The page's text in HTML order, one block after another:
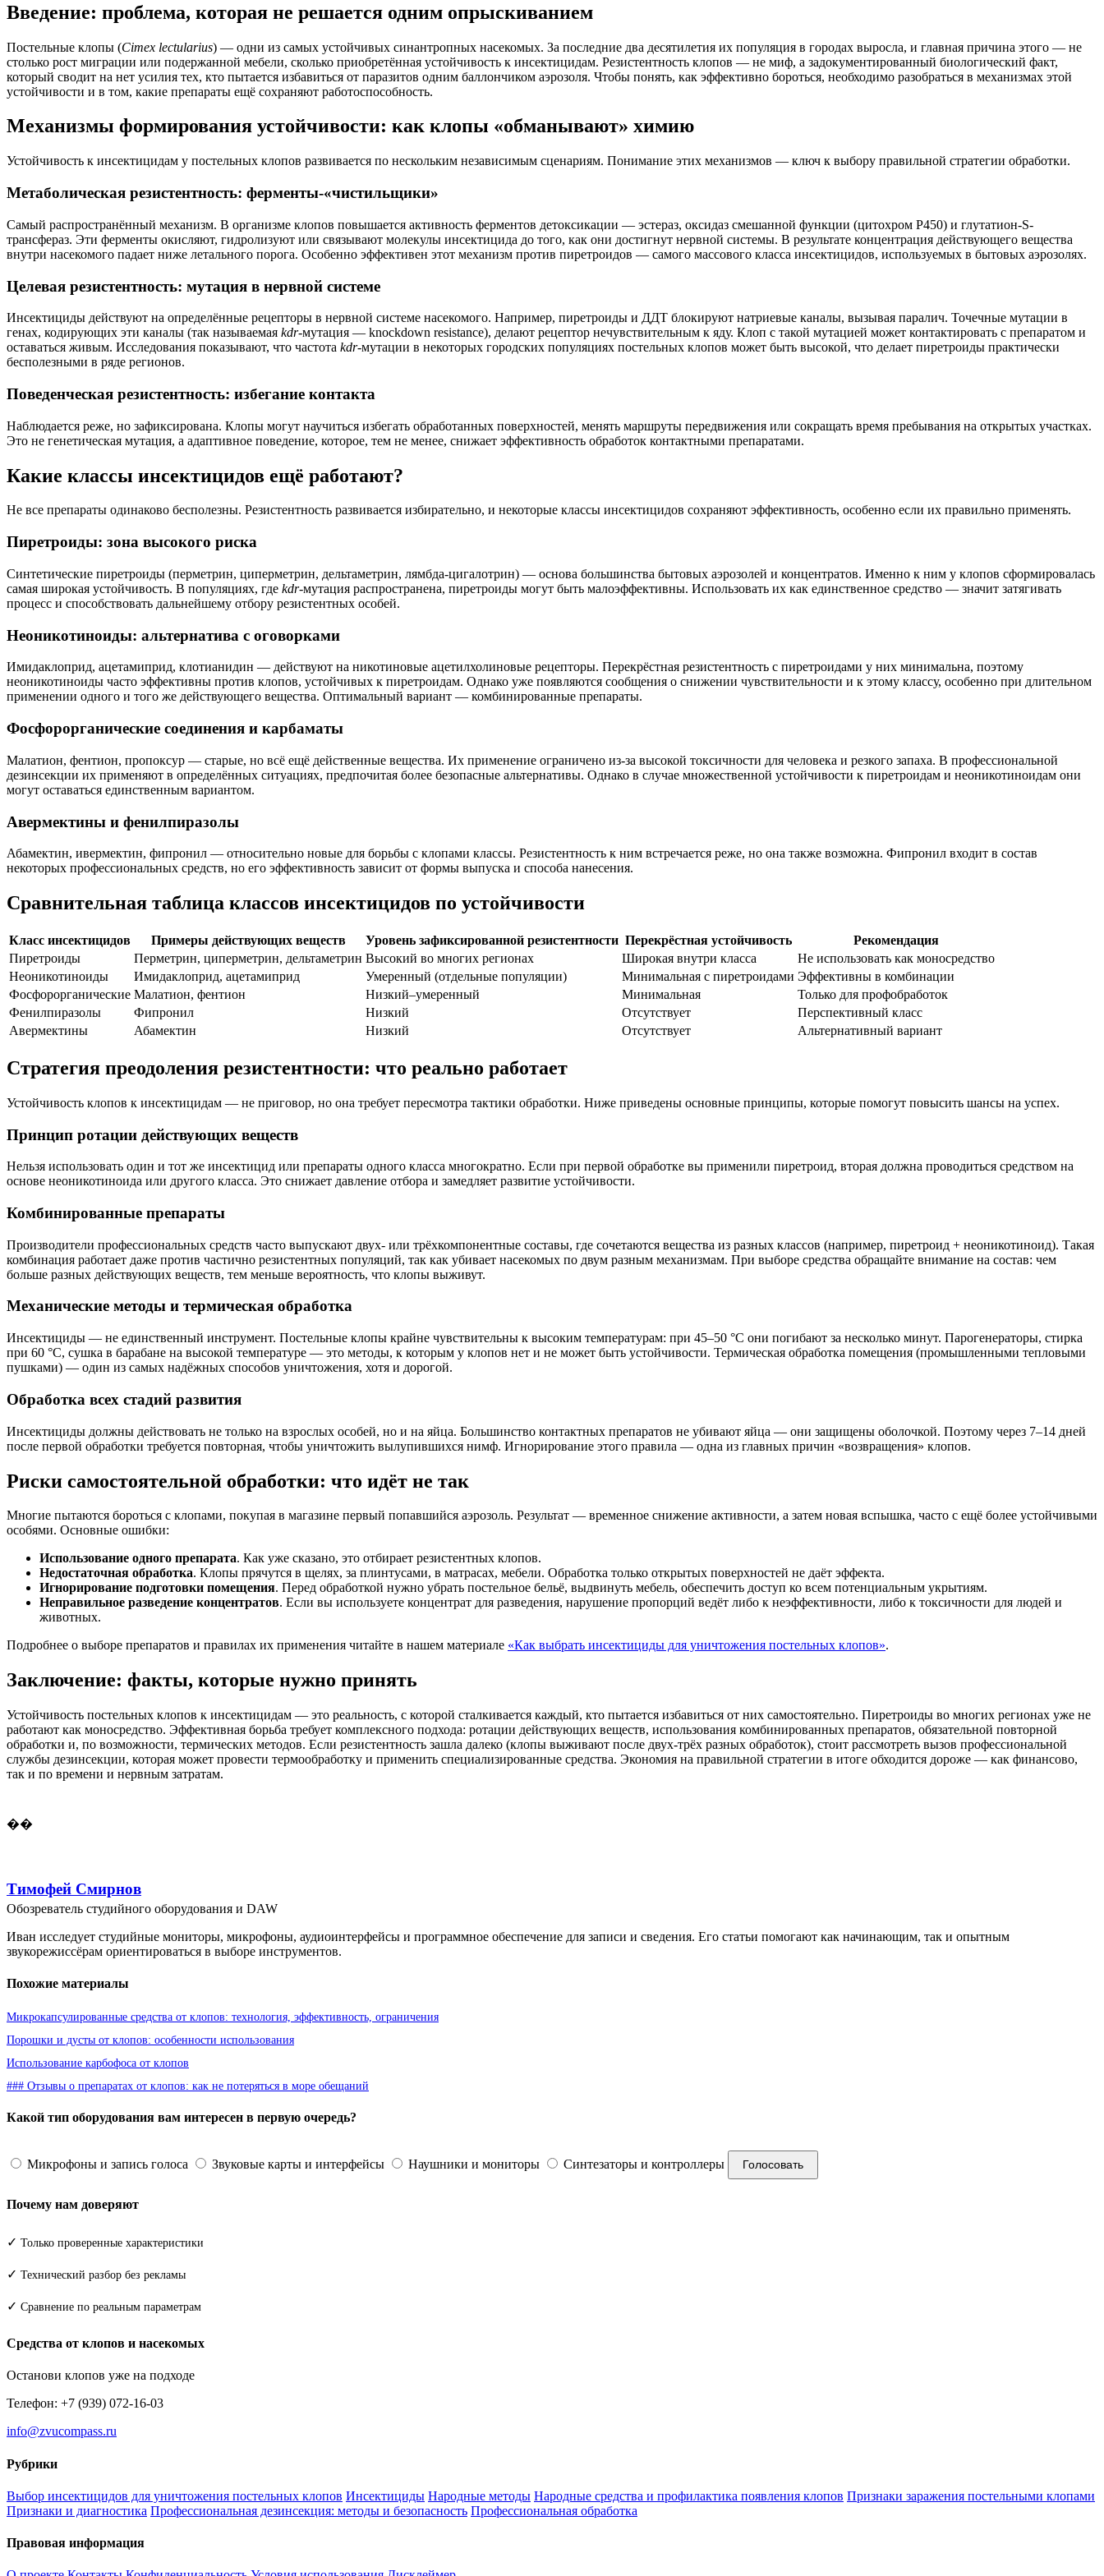
Введение: проблема, которая не решается одним опрыскиванием
Постельные клопы (Cimex lectularius) — одни из самых устойчивых синантропных насекомых. За последние два десятилетия их популяция в городах выросла, и главная причина этого — не
столько рост миграции или подержанной мебели, сколько приобретённая устойчивость к инсектицидам. Резистентность клопов — не миф, а задокументированный биологический факт,
который сводит на нет усилия тех, кто пытается избавиться от паразитов одним баллончиком аэрозоля. Чтобы понять, как эффективно бороться, необходимо разобраться в механизмах этой
устойчивости и в том, какие препараты ещё сохраняют работоспособность.
Механизмы формирования устойчивости: как клопы «обманывают» химию
Устойчивость к инсектицидам у постельных клопов развивается по нескольким независимым сценариям. Понимание этих механизмов — ключ к выбору правильной стратегии обработки.
Метаболическая резистентность: ферменты-«чистильщики»
Самый распространённый механизм. В организме клопов повышается активность ферментов детоксикации — эстераз, оксидаз смешанной функции (цитохром P450) и глутатион-S-
трансфераз. Эти ферменты окисляют, гидролизуют или связывают молекулы инсектицида до того, как они достигнут нервной системы. В результате концентрация действующего вещества
внутри насекомого падает ниже летального порога. Особенно эффективен этот механизм против пиретроидов — самого массового класса инсектицидов, используемых в бытовых аэрозолях.
Целевая резистентность: мутация в нервной системе
Инсектициды действуют на определённые рецепторы в нервной системе насекомого. Например, пиретроиды и ДДТ блокируют натриевые каналы, вызывая паралич. Точечные мутации в
генах, кодирующих эти каналы (так называемая kdr-мутация — knockdown resistance), делают рецептор нечувствительным к яду. Клоп с такой мутацией может контактировать с препаратом и
оставаться живым. Исследования показывают, что частота kdr-мутации в некоторых городских популяциях постельных клопов может быть высокой, что делает пиретроиды практически
бесполезными в ряде регионов.
Поведенческая резистентность: избегание контакта
Наблюдается реже, но зафиксирована. Клопы могут научиться избегать обработанных поверхностей, менять маршруты передвижения или сокращать время пребывания на открытых участках.
Это не генетическая мутация, а адаптивное поведение, которое, тем не менее, снижает эффективность обработок контактными препаратами.
Какие классы инсектицидов ещё работают?
Не все препараты одинаково бесполезны. Резистентность развивается избирательно, и некоторые классы инсектицидов сохраняют эффективность, особенно если их правильно применять.
Пиретроиды: зона высокого риска
Синтетические пиретроиды (перметрин, циперметрин, дельтаметрин, лямбда-цигалотрин) — основа большинства бытовых аэрозолей и концентратов. Именно к ним у клопов сформировалась
самая широкая устойчивость. В популяциях, где kdr-мутация распространена, пиретроиды могут быть малоэффективны. Использовать их как единственное средство — значит затягивать
процесс и способствовать дальнейшему отбору резистентных особей.
Неоникотиноиды: альтернатива с оговорками
Имидаклоприд, ацетамиприд, клотианидин — действуют на никотиновые ацетилхолиновые рецепторы. Перекрёстная резистентность с пиретроидами у них минимальна, поэтому
неоникотиноиды часто эффективны против клопов, устойчивых к пиретроидам. Однако уже появляются сообщения о снижении чувствительности и к этому классу, особенно при длительном
применении одного и того же действующего вещества. Оптимальный вариант — комбинированные препараты.
Фосфорорганические соединения и карбаматы
Малатион, фентион, пропоксур — старые, но всё ещё действенные вещества. Их применение ограничено из-за высокой токсичности для человека и резкого запаха. В профессиональной
дезинсекции их применяют в определённых ситуациях, предпочитая более безопасные альтернативы. Однако в случае множественной устойчивости к пиретроидам и неоникотиноидам они
могут оставаться единственным вариантом.
Авермектины и фенилпиразолы
Абамектин, ивермектин, фипронил — относительно новые для борьбы с клопами классы. Резистентность к ним встречается реже, но она также возможна. Фипронил входит в состав
некоторых профессиональных средств, но его эффективность зависит от формы выпуска и способа нанесения.
Сравнительная таблица классов инсектицидов по устойчивости
Класс инсектицидов Примеры действующих веществ Уровень зафиксированной резистентности Перекрёстная устойчивость
Рекомендация
Пиретроиды
Перметрин, циперметрин, дельтаметрин Высокий во многих регионах Широкая внутри класса
Не использовать как моносредство
Неоникотиноиды
Имидаклоприд, ацетамиприд Умеренный (отдельные популяции) Минимальная с пиретроидами Эффективны в комбинации
Фосфорорганические Малатион, фентион Низкий–умеренный Минимальная
Только для профобработок
Фенилпиразолы
Фипронил Низкий Отсутствует
Перспективный класс
Авермектины
Абамектин Низкий Отсутствует Альтернативный вариант
Стратегия преодоления резистентности: что реально работает
Устойчивость клопов к инсектицидам — не приговор, но она требует пересмотра тактики обработки. Ниже приведены основные принципы, которые помогут повысить шансы на успех.
Принцип ротации действующих веществ
Нельзя использовать один и тот же инсектицид или препараты одного класса многократно. Если при первой обработке вы применили пиретроид, вторая должна проводиться средством на
основе неоникотиноида или другого класса. Это снижает давление отбора и замедляет развитие устойчивости.
Комбинированные препараты
Производители профессиональных средств часто выпускают двух- или трёхкомпонентные составы, где сочетаются вещества из разных классов (например, пиретроид + неоникотиноид). Такая
комбинация работает даже против частично резистентных популяций, так как убивает насекомых по двум разным механизмам. При выборе средства обращайте внимание на состав: чем
больше разных действующих веществ, тем меньше вероятность, что клопы выживут.
Механические методы и термическая обработка
Инсектициды — не единственный инструмент. Постельные клопы крайне чувствительны к высоким температурам: при 45–50 °C они погибают за несколько минут. Парогенераторы, стирка
при 60 °C, сушка в барабане на высокой температуре — это методы, к которым у клопов нет и не может быть устойчивости. Термическая обработка помещения (промышленными тепловыми
пушками) — один из самых надёжных способов уничтожения, хотя и дорогой.
Обработка всех стадий развития
Инсектициды должны действовать не только на взрослых особей, но и на яйца. Большинство контактных препаратов не убивают яйца — они защищены оболочкой. Поэтому через 7–14 дней
после первой обработки требуется повторная, чтобы уничтожить вылупившихся нимф. Игнорирование этого правила — одна из главных причин «возвращения» клопов.
Риски самостоятельной обработки: что идёт не так
Многие пытаются бороться с клопами, покупая в магазине первый попавшийся аэрозоль. Результат — временное снижение активности, а затем новая вспышка, часто с ещё более устойчивыми
особями. Основные ошибки:
Использование одного препарата. Как уже сказано, это отбирает резистентных клопов.
Недостаточная обработка. Клопы прячутся в щелях, за плинтусами, в матрасах, мебели. Обработка только открытых поверхностей не даёт эффекта.
Игнорирование подготовки помещения. Перед обработкой нужно убрать постельное бельё, выдвинуть мебель, обеспечить доступ ко всем потенциальным укрытиям.
Неправильное разведение концентратов. Если вы используете концентрат для разведения, нарушение пропорций ведёт либо к неэффективности, либо к токсичности для людей и
животных.
Подробнее о выборе препаратов и правилах их применения читайте в нашем материале «Как выбрать инсектициды для уничтожения постельных клопов».
Заключение: факты, которые нужно принять
Устойчивость постельных клопов к инсектицидам — это реальность, с которой сталкивается каждый, кто пытается избавиться от них самостоятельно. Пиретроиды во многих регионах уже не
работают как моносредство. Эффективная борьба требует комплексного подхода: ротации действующих веществ, использования комбинированных препаратов, обязательной повторной
обработки и, по возможности, термических методов. Если резистентность зашла далеко (клопы выживают после двух-трёх разных обработок), стоит рассмотреть вызов профессиональной
службы дезинсекции, которая может провести термообработку и применить специализированные средства. Экономия на правильной стратегии в итоге обходится дороже — как финансово,
так и по времени и нервным затратам.
��
Тимофей Смирнов
Обозреватель студийного оборудования и DAW
Иван исследует студийные мониторы, микрофоны, аудиоинтерфейсы и программное обеспечение для записи и сведения. Его статьи помогают как начинающим, так и опытным
звукорежиссёрам ориентироваться в выборе инструментов.
Похожие материалы
Микрокапсулированные средства от клопов: технология, эффективность, ограничения
Порошки и дусты от клопов: особенности использования
Использование карбофоса от клопов
### Отзывы о препаратах от клопов: как не потеряться в море обещаний
Какой тип оборудования вам интересен в первую очередь?
Микрофоны и запись голоса Звуковые карты и интерфейсы Наушники и мониторы Синтезаторы и контроллеры Голосовать
Почему нам доверяют
✓ Только проверенные характеристики
✓ Технический разбор без рекламы
✓ Сравнение по реальным параметрам
Средства от клопов и насекомых
Останови клопов уже на подходе
Телефон: +7 (939) 072-16-03
info@zvucompass.ru
Рубрики
Выбор инсектицидов для уничтожения постельных клопов Инсектициды Народные методы Народные средства и профилактика появления клопов Признаки заражения постельными клопами
Признаки и диагностика Профессиональная дезинсекция: методы и безопасность Профессиональная обработка
Правовая информация